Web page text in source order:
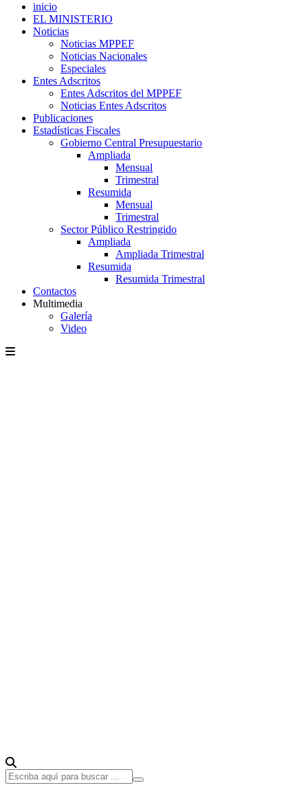
inicio
EL MINISTERIO
Noticias
Noticias MPPEF
Noticias Nacionales
Especiales
Entes Adscritos
Entes Adscritos del MPPEF
Noticias Entes Adscritos
Publicaciones
Estadísticas Fiscales
Gobierno Central Presupuestario
Ampliada
Mensual
Trimestral
Resumida
Mensual
Trimestral
Sector Público Restringido
Ampliada
Ampliada Trimestral
Resumida
Resumida Trimestral
Contactos
Multimedia
Galería
Video